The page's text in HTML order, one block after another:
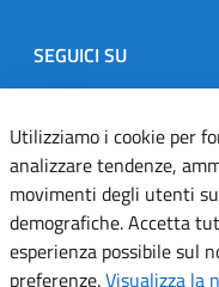
SEGUICI SU
Designers Italia
Twitter
Dichiarazione di
Informativa cookie
Utilizziamo i cookie per
analizzare tendenze,
movimenti degli utenti
demografiche. Accetta
esperienza possibile sul
preferenze.Visualizza la